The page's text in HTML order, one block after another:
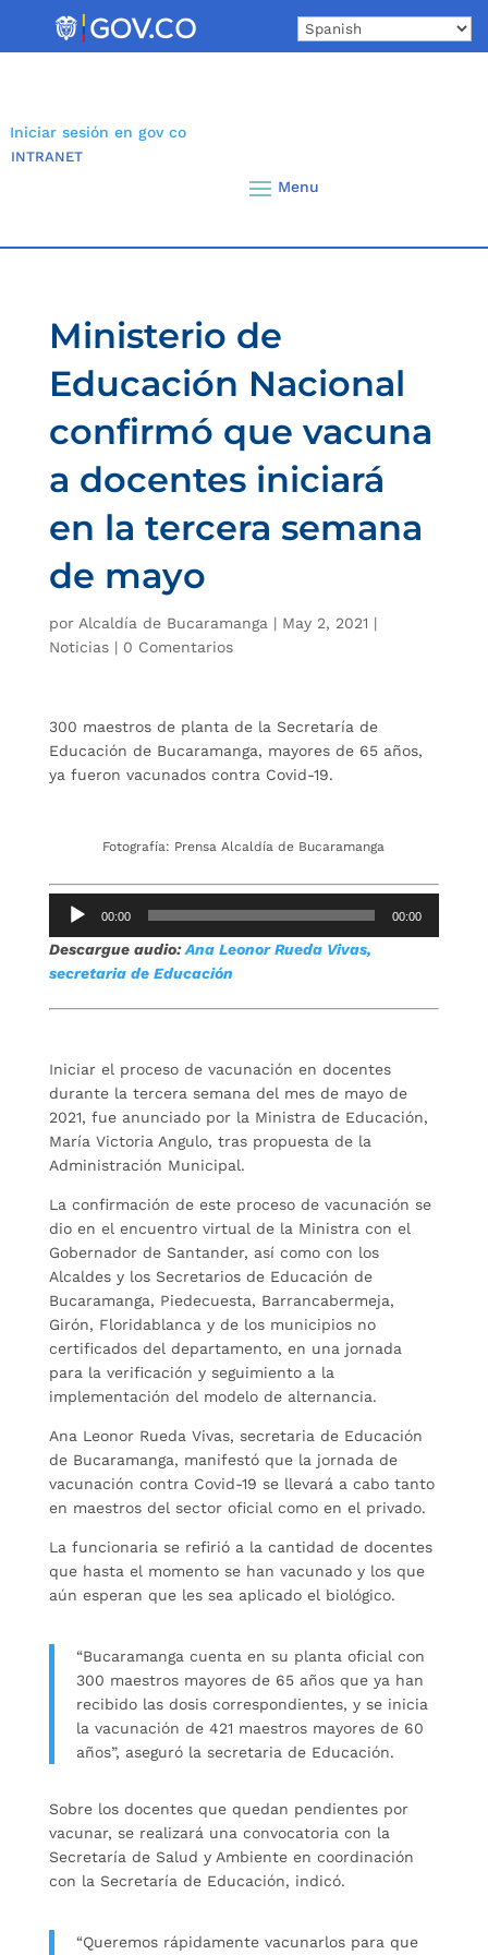
Iniciar sesión en gov co
INTRANET
Ministerio de
Educación Nacional
confirmó que vacuna
a docentes iniciará
en la tercera semana
de mayo
por Alcaldía de Bucaramanga | May 2, 2021 |
Noticias| 0 Comentarios
300 maestros de planta de la Secretaría de
Educación de Bucaramanga, mayores de 65 años,
ya fueron vacunados contra Covid-19.
Fotografía: Prensa Alcaldía de Bucaramanga
Reproductor
audio
00:00 00:00
Descargue audio:Ana Leonor Rueda Vivas,
secretaria de Educación
Iniciar el proceso de vacunación en docentes
durante la tercera semana del mes de mayo de
2021, fue anunciado por la Ministra de Educación,
María Victoria Angulo, tras propuesta de la
Administración Municipal.
La confirmación de este proceso de vacunación se
dio en el encuentro virtual de la Ministra con el
Gobernador de Santander, así como con los
Alcaldes y los Secretarios de Educación de
Bucaramanga, Piedecuesta, Barrancabermeja,
Girón, Floridablanca y de los municipios no
certificados del departamento, en una jornada
para la verificación y seguimiento a la
implementación del modelo de alternancia.
Ana Leonor Rueda Vivas, secretaria de Educación
de Bucaramanga, manifestó que la jornada de
vacunación contra Covid-19 se llevará a cabo tanto
en maestros del sector oficial como en el privado.
La funcionaria se refirió a la cantidad de docentes
que hasta el momento se han vacunado y los que
aún esperan que les sea aplicado el biológico.
“Bucaramanga cuenta en su planta oficial con
300 maestros mayores de 65 años que ya han
recibido las dosis correspondientes, y se inicia
la vacunación de 421 maestros mayores de 60
años”, aseguró la secretaria de Educación.
Sobre los docentes que quedan pendientes por
vacunar, se realizará una convocatoria con la
Secretaría de Salud y Ambiente en coordinación
con la Secretaría de Educación, indicó.
“Queremos rápidamente vacunarlos para que